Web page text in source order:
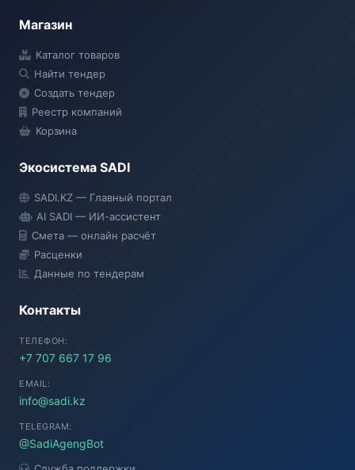
Магазин
Каталог товаров
Найти тендер
Создать тендер
Реестр компаний
Корзина
Экосистема SADI
SADI.KZ — Главный портал
AI SADI — ИИ-ассистент
Смета — онлайн расчёт
Расценки
Данные по тендерам
Контакты
ТЕЛЕФОН:
+7 707 667 17 96
EMAIL:
info@sadi.kz
TELEGRAM:
@SadiAgengBot
● Подключение...